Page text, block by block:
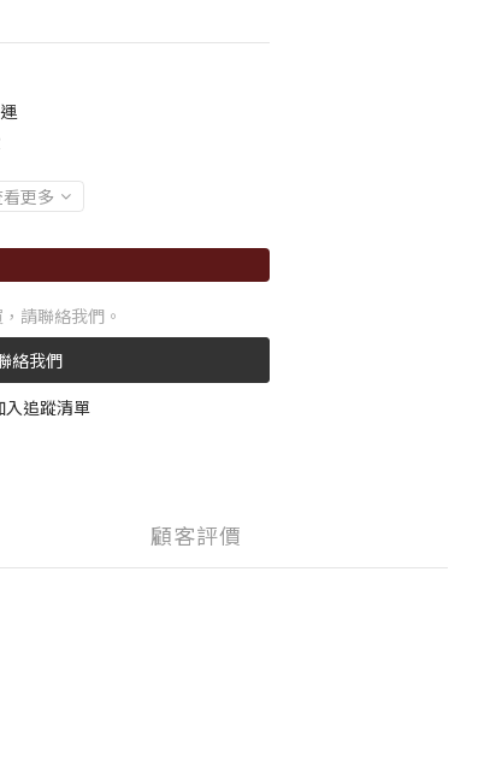
看更多
請聯絡我們。
絡我們
入追蹤清單
顧客評價